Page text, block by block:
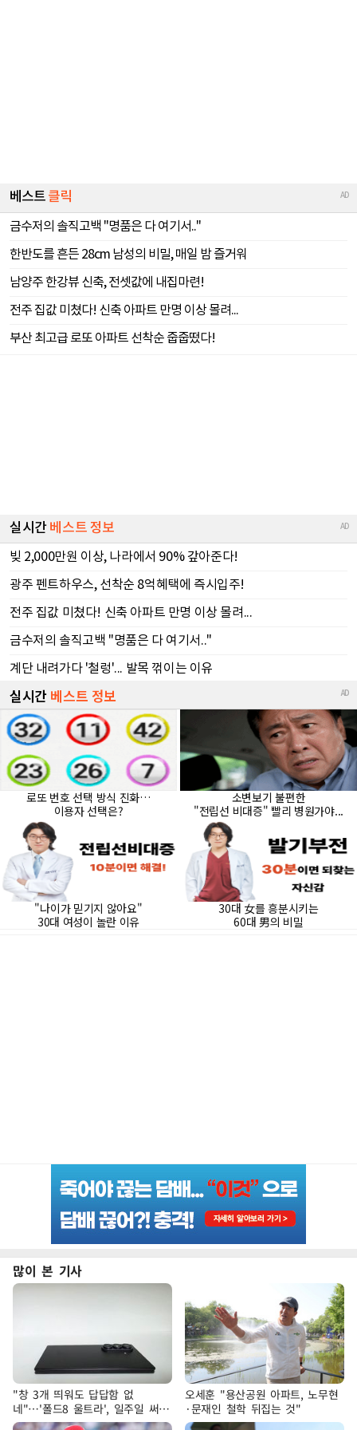
많이 본 기사
"창 3개 띄워도 답답함 없
네"…'폴드8 울트라', 일주일 써보
니
오세훈 "용산공원 아파트, 노무현
·문재인 철학 뒤집는 것"